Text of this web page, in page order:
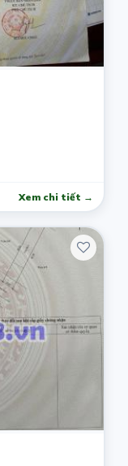
Xem chi tiết →